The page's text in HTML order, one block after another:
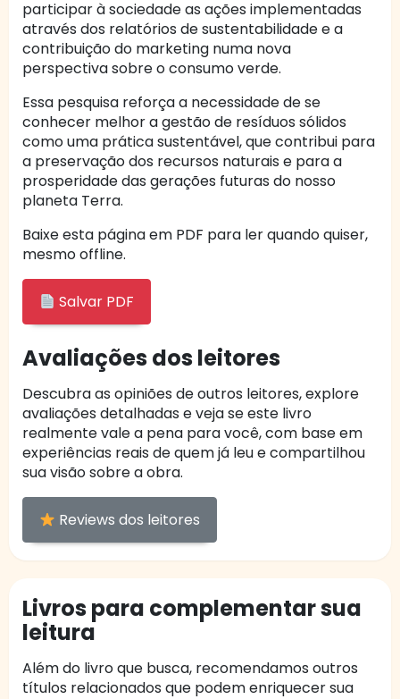
participar à sociedade as ações implementadas
através dos relatórios de sustentabilidade e a
contribuição do marketing numa nova
perspectiva sobre o consumo verde.
Essa pesquisa reforça a necessidade de se
conhecer melhor a gestão de resíduos sólidos
como uma prática sustentável, que contribui para
a preservação dos recursos naturais e para a
prosperidade das gerações futuras do nosso
planeta Terra.
Baixe esta página em PDF para ler quando quiser,
mesmo offline.
Salvar PDF
Avaliações dos leitores
Descubra as opiniões de outros leitores, explore
avaliações detalhadas e veja se este livro
realmente vale a pena para você, com base em
experiências reais de quem já leu e compartilhou
sua visão sobre a obra.
Reviews dos leitores
Livros para complementar sua
leitura
Além do livro que busca, recomendamos outros
títulos relacionados que podem enriquecer sua